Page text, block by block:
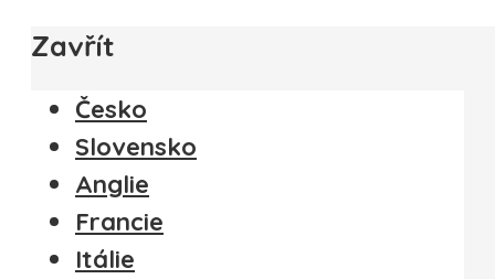
Zavřít
Česko
Slovensko
Anglie
Francie
Itálie